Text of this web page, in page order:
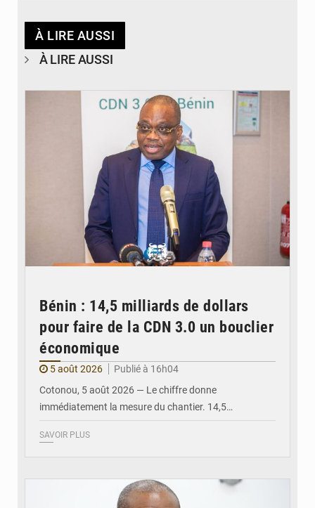
À LIRE AUSSI
À LIRE AUSSI
Bénin : 14,5 milliards de dollars
pour faire de la CDN 3.0 un bouclier
économique
5 août 2026
Publié à 16h04
Cotonou, 5 août 2026 — Le chiffre donne
immédiatement la mesure du chantier. 14,5…
SAVOIR PLUS